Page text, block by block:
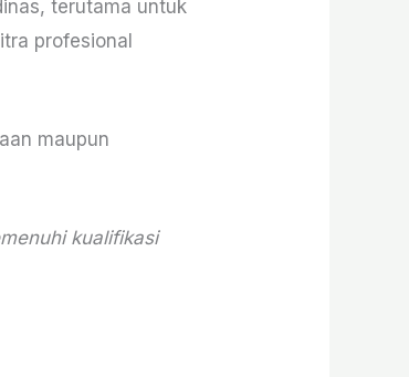
terutama untuk
profesional
maupun
kualifikasi